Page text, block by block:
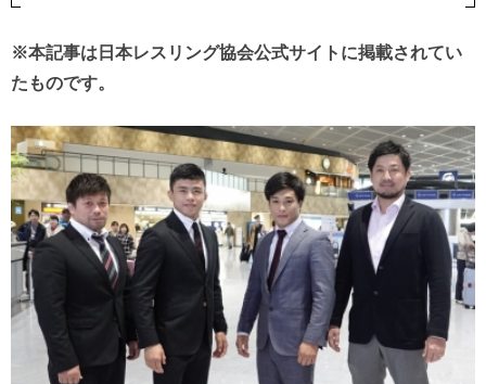
※本記事は日本レスリング協会公式サイトに掲載されてい
たものです。